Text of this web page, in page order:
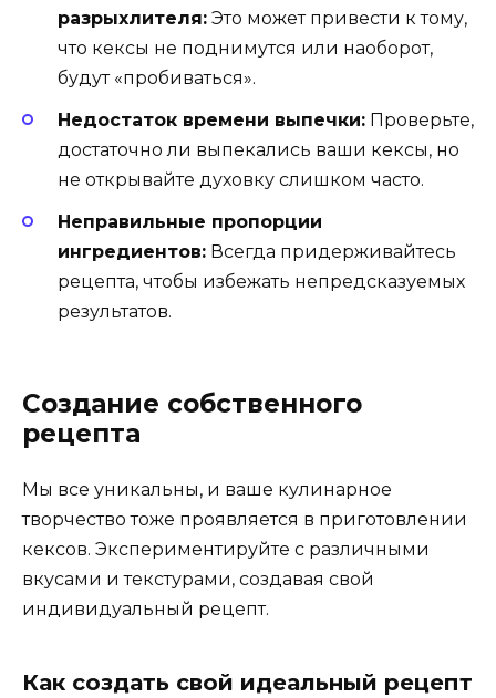
разрыхлителя: Это может привести к тому,
что кексы не поднимутся или наоборот,
будут «пробиваться».
Недостаток времени выпечки: Проверьте,
достаточно ли выпекались ваши кексы, но
не открывайте духовку слишком часто.
Неправильные пропорции
ингредиентов: Всегда придерживайтесь
рецепта, чтобы избежать непредсказуемых
результатов.
Создание собственного
рецепта
Мы все уникальны, и ваше кулинарное
творчество тоже проявляется в приготовлении
кексов. Экспериментируйте с различными
вкусами и текстурами, создавая свой
индивидуальный рецепт.
Как создать свой идеальный рецепт